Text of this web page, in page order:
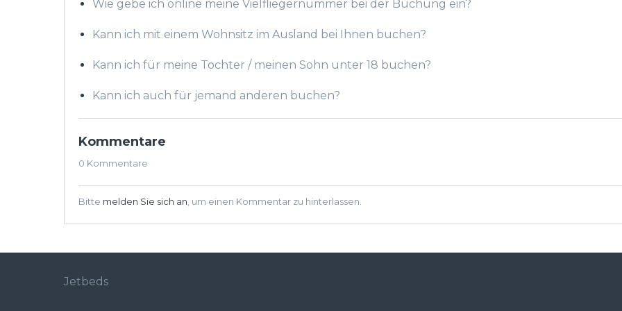
Wie gebe ich online meine Vielfliegernummer bei der Buchung ein?
Kann ich mit einem Wohnsitz im Ausland bei Ihnen buchen?
Kann ich für meine Tochter / meinen Sohn unter 18 buchen?
Kann ich auch für jemand anderen buchen?
Kommentare
0 Kommentare
Bitte melden Sie sich an , um einen Kommentar zu hinterlassen.
Jetbeds